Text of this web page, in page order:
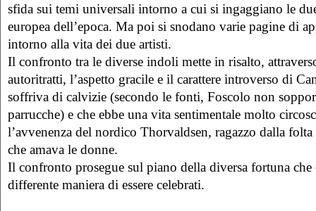
sfida sui temi universali intorno a cui si ingaggiano le
europea dell’epoca. Ma poi si snodano varie pagine di
intorno alla vita dei due artisti.
Il confronto tra le diverse indoli mette in risalto,
autoritratti, l’aspetto gracile e il carattere introverso di
soffriva di calvizie (secondo le fonti, Foscolo non
parrucche) e che ebbe una vita sentimentale molto
l’avvenenza del nordico Thorvaldsen, ragazzo dalla
che amava le donne.
Il confronto prosegue sul piano della diversa fortuna
differente maniera di essere celebrati.